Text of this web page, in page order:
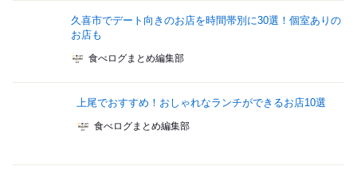
久喜市でデート向きのお店を時間帯別に30選！個室ありの
お店も
食べログまとめ編集部
上尾でおすすめ！おしゃれなランチができるお店10選
食べログまとめ編集部